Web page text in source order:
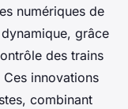
numériques de
grâce
des trains
innovations
combinant